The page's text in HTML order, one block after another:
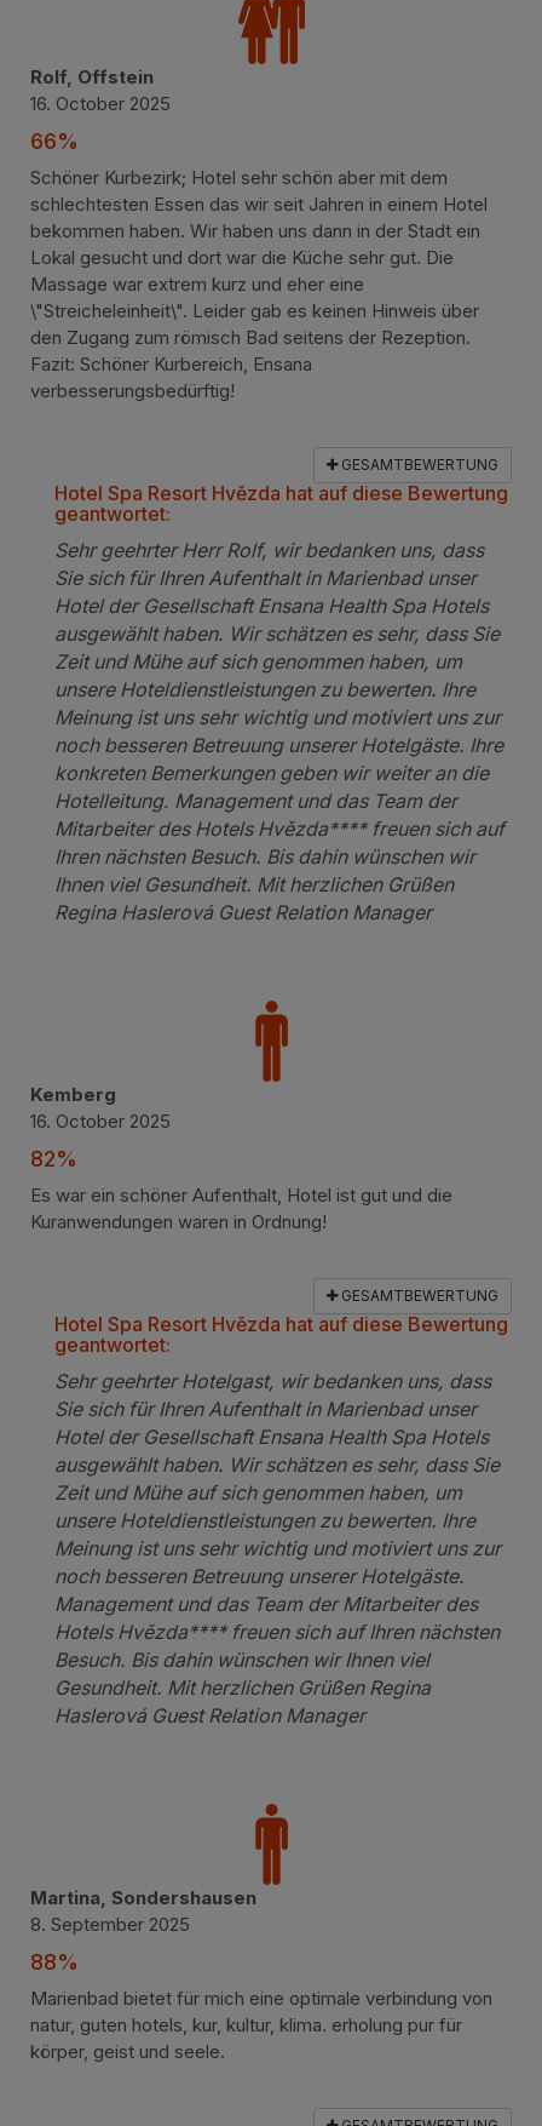
Rolf, Offstein
16. October 2025
66%
Schöner Kurbezirk; Hotel sehr schön aber mit dem
schlechtesten Essen das wir seit Jahren in einem Hotel
bekommen haben. Wir haben uns dann in der Stadt ein
Lokal gesucht und dort war die Küche sehr gut. Die
Massage war extrem kurz und eher eine
\"Streicheleinheit\". Leider gab es keinen Hinweis über
den Zugang zum römisch Bad seitens der Rezeption.
Fazit: Schöner Kurbereich, Ensana
verbesserungsbedürftig!
GESAMTBEWERTUNG
Hotel Spa Resort Hvězda hat auf diese Bewertung
geantwortet:
Sehr geehrter Herr Rolf, wir bedanken uns, dass
Sie sich für Ihren Aufenthalt in Marienbad unser
Hotel der Gesellschaft Ensana Health Spa Hotels
ausgewählt haben. Wir schätzen es sehr, dass Sie
Zeit und Mühe auf sich genommen haben, um
unsere Hoteldienstleistungen zu bewerten. Ihre
Meinung ist uns sehr wichtig und motiviert uns zur
noch besseren Betreuung unserer Hotelgäste. Ihre
konkreten Bemerkungen geben wir weiter an die
Hotelleitung. Management und das Team der
Mitarbeiter des Hotels Hvězda**** freuen sich auf
Ihren nächsten Besuch. Bis dahin wünschen wir
Ihnen viel Gesundheit. Mit herzlichen Grüßen
Regina Haslerová Guest Relation Manager
Kemberg
16. October 2025
82%
Es war ein schöner Aufenthalt, Hotel ist gut und die
Kuranwendungen waren in Ordnung!
GESAMTBEWERTUNG
Hotel Spa Resort Hvězda hat auf diese Bewertung
geantwortet:
Sehr geehrter Hotelgast, wir bedanken uns, dass
Sie sich für Ihren Aufenthalt in Marienbad unser
Hotel der Gesellschaft Ensana Health Spa Hotels
ausgewählt haben. Wir schätzen es sehr, dass Sie
Zeit und Mühe auf sich genommen haben, um
unsere Hoteldienstleistungen zu bewerten. Ihre
Meinung ist uns sehr wichtig und motiviert uns zur
noch besseren Betreuung unserer Hotelgäste.
Management und das Team der Mitarbeiter des
Hotels Hvězda**** freuen sich auf Ihren nächsten
Besuch. Bis dahin wünschen wir Ihnen viel
Gesundheit. Mit herzlichen Grüßen Regina
Haslerová Guest Relation Manager
Martina, Sondershausen
8. September 2025
88%
Marienbad bietet für mich eine optimale verbindung von
natur, guten hotels, kur, kultur, klima. erholung pur für
körper, geist und seele.